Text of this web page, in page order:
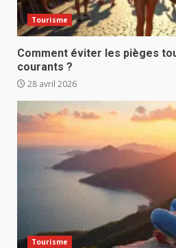
Tourisme
Comment éviter les pièges
courants ?
28 avril 2026
Tourisme